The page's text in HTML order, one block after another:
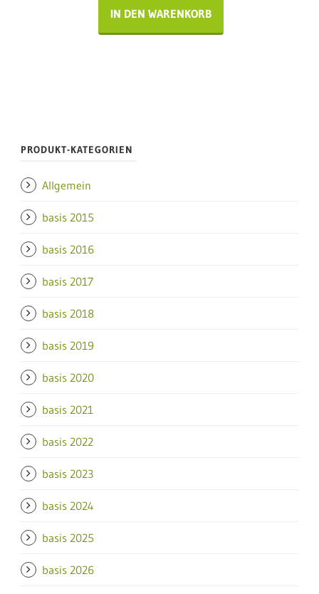
IN DEN WARENKORB
PRODUKT-KATEGORIEN
Allgemein
basis 2015
basis 2016
basis 2017
basis 2018
basis 2019
basis 2020
basis 2021
basis 2022
basis 2023
basis 2024
basis 2025
basis 2026